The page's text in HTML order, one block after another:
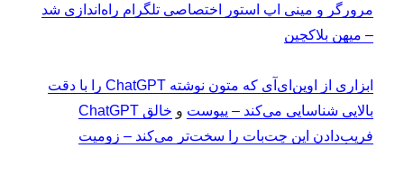
مرورگر و مینی اپ استور اختصاصی تلگرام راه‌اندازی شد
– میهن بلاکچین
ابزاری از اوپن‌ای‌آی که متون نوشته ChatGPT را با دقت
بالایی شناسایی می‌کند – پیوست و
خالق ChatGPT
فریب‌دادن این چت‌بات را سخت‌تر می‌کند – زومیت